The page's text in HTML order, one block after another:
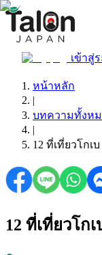
เข้าสู่
หน้าหลัก
|
บทความทั้งห
|
12 ที่เที่ยวโกเ
12 ที่เที่ยวโก